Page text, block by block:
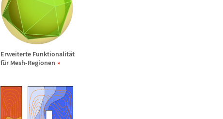
Erweiterte Funktionalität
für Mesh-Regionen